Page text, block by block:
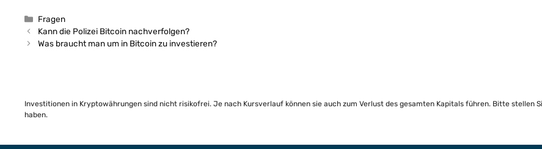
Kategorien
Fragen
Kann die Polizei Bitcoin nachverfolgen?
Was braucht man um in Bitcoin zu investieren?
Investitionen in Kryptowährungen sind nicht risikofrei. Je nach Kursverlauf können sie auch zum Verlust des gesamten Kapitals führen. Bitte stellen
haben.